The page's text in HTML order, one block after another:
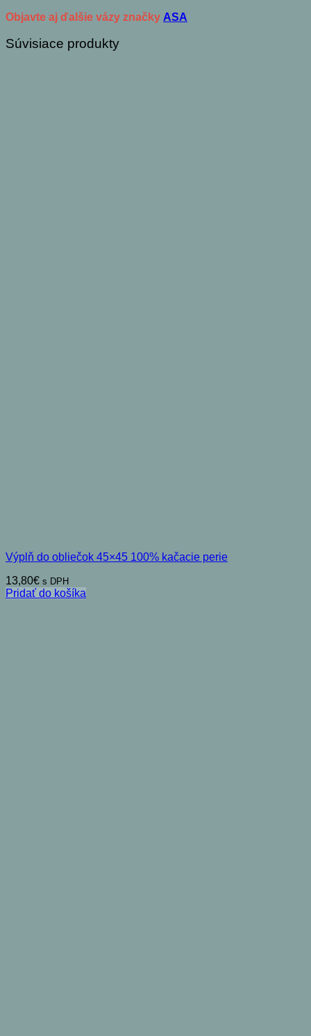
Objavte aj ďalšie vázy značky ASA
Súvisiace produkty
Výplň do obliečok 45×45 100% kačacie perie
13,80€ s DPH
Pridať do košíka